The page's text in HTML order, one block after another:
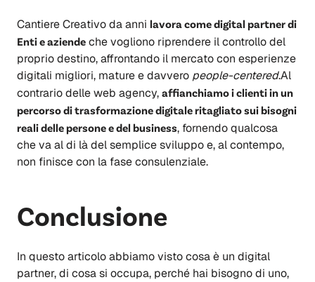
Cantiere Creativo da anni lavora come digital partner di
Enti e aziende che vogliono riprendere il controllo del
proprio destino, affrontando il mercato con esperienze
digitali migliori, mature e davvero people-centered.Al
contrario delle web agency, affianchiamo i clienti in un
percorso di trasformazione digitale ritagliato sui bisogni
reali delle persone e del business, fornendo qualcosa
che va al di là del semplice sviluppo e, al contempo,
non finisce con la fase consulenziale.
Conclusione
In questo articolo abbiamo visto cosa è un digital
partner, di cosa si occupa, perché hai bisogno di uno,